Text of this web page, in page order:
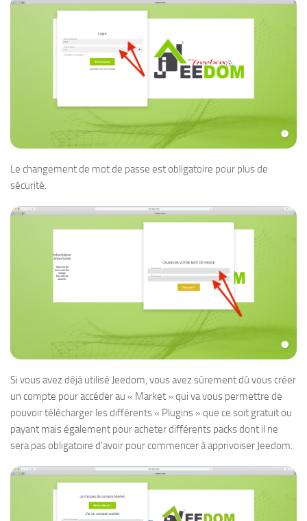
Le changement de mot de passe est obligatoire pour plus de
sécurité.
Si vous avez déjà utilisé Jeedom, vous avez sûrement dû vous créer
un compte pour accéder au « Market » qui va vous permettre de
pouvoir télécharger les différents « Plugins » que ce soit gratuit ou
payant mais également pour acheter différents packs dont il ne
sera pas obligatoire d’avoir pour commencer à apprivoiser Jeedom.